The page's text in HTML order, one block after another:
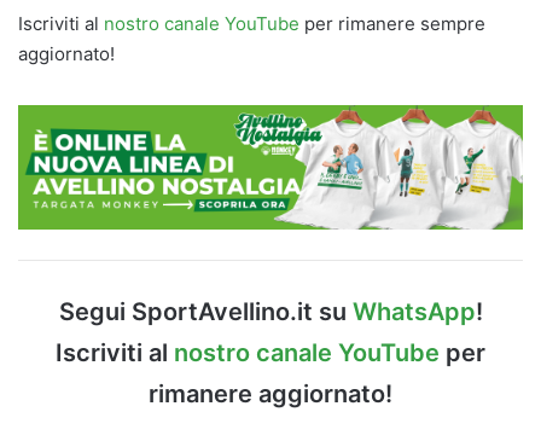
Iscriviti al nostro canale YouTube per rimanere sempre
aggiornato!
Segui SportAvellino.it su WhatsApp!
Iscriviti al nostro canale YouTube per
rimanere aggiornato!